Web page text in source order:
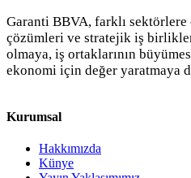
Garanti BBVA, farklı
çözümleri ve stratejik iş
olmaya, iş ortaklarının
ekonomi için değer yaratmaya
Kurumsal
Hakkımızda
Künye